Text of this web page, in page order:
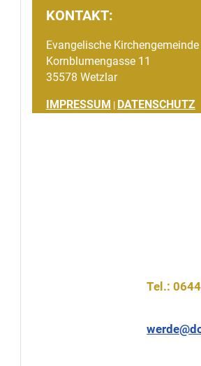
KONTAKT:
Evangelische
Kornblumengasse 11
35578 Wetzlar
IMPRESSUM | DATENSCHUTZ
Tel.: